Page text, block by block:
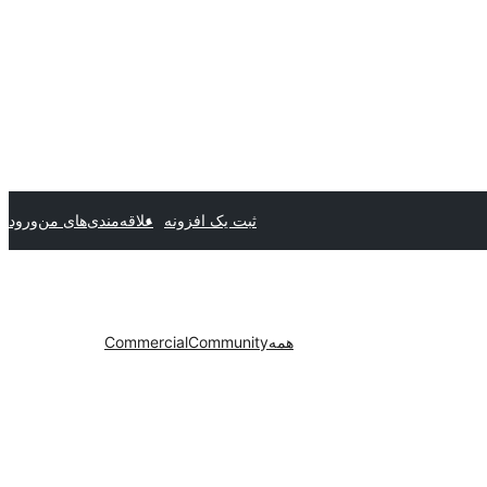
ثبت یک افزونه علاقه‌مندی‌های منورود
همهCommunity
Commercial